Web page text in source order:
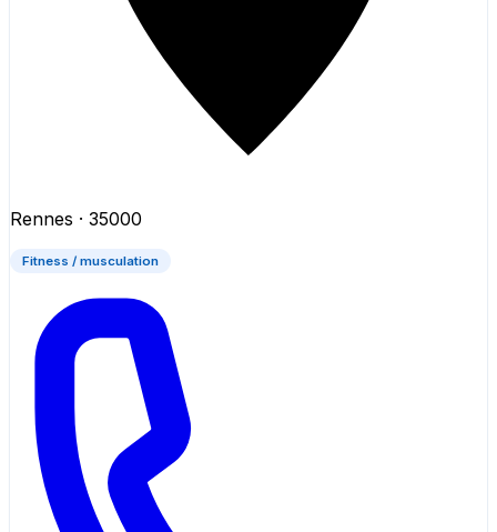
Rennes · 35000
Fitness / musculation